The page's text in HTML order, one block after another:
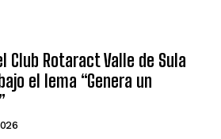
Club Rotaract Valle de Sula
el lema “Genera un